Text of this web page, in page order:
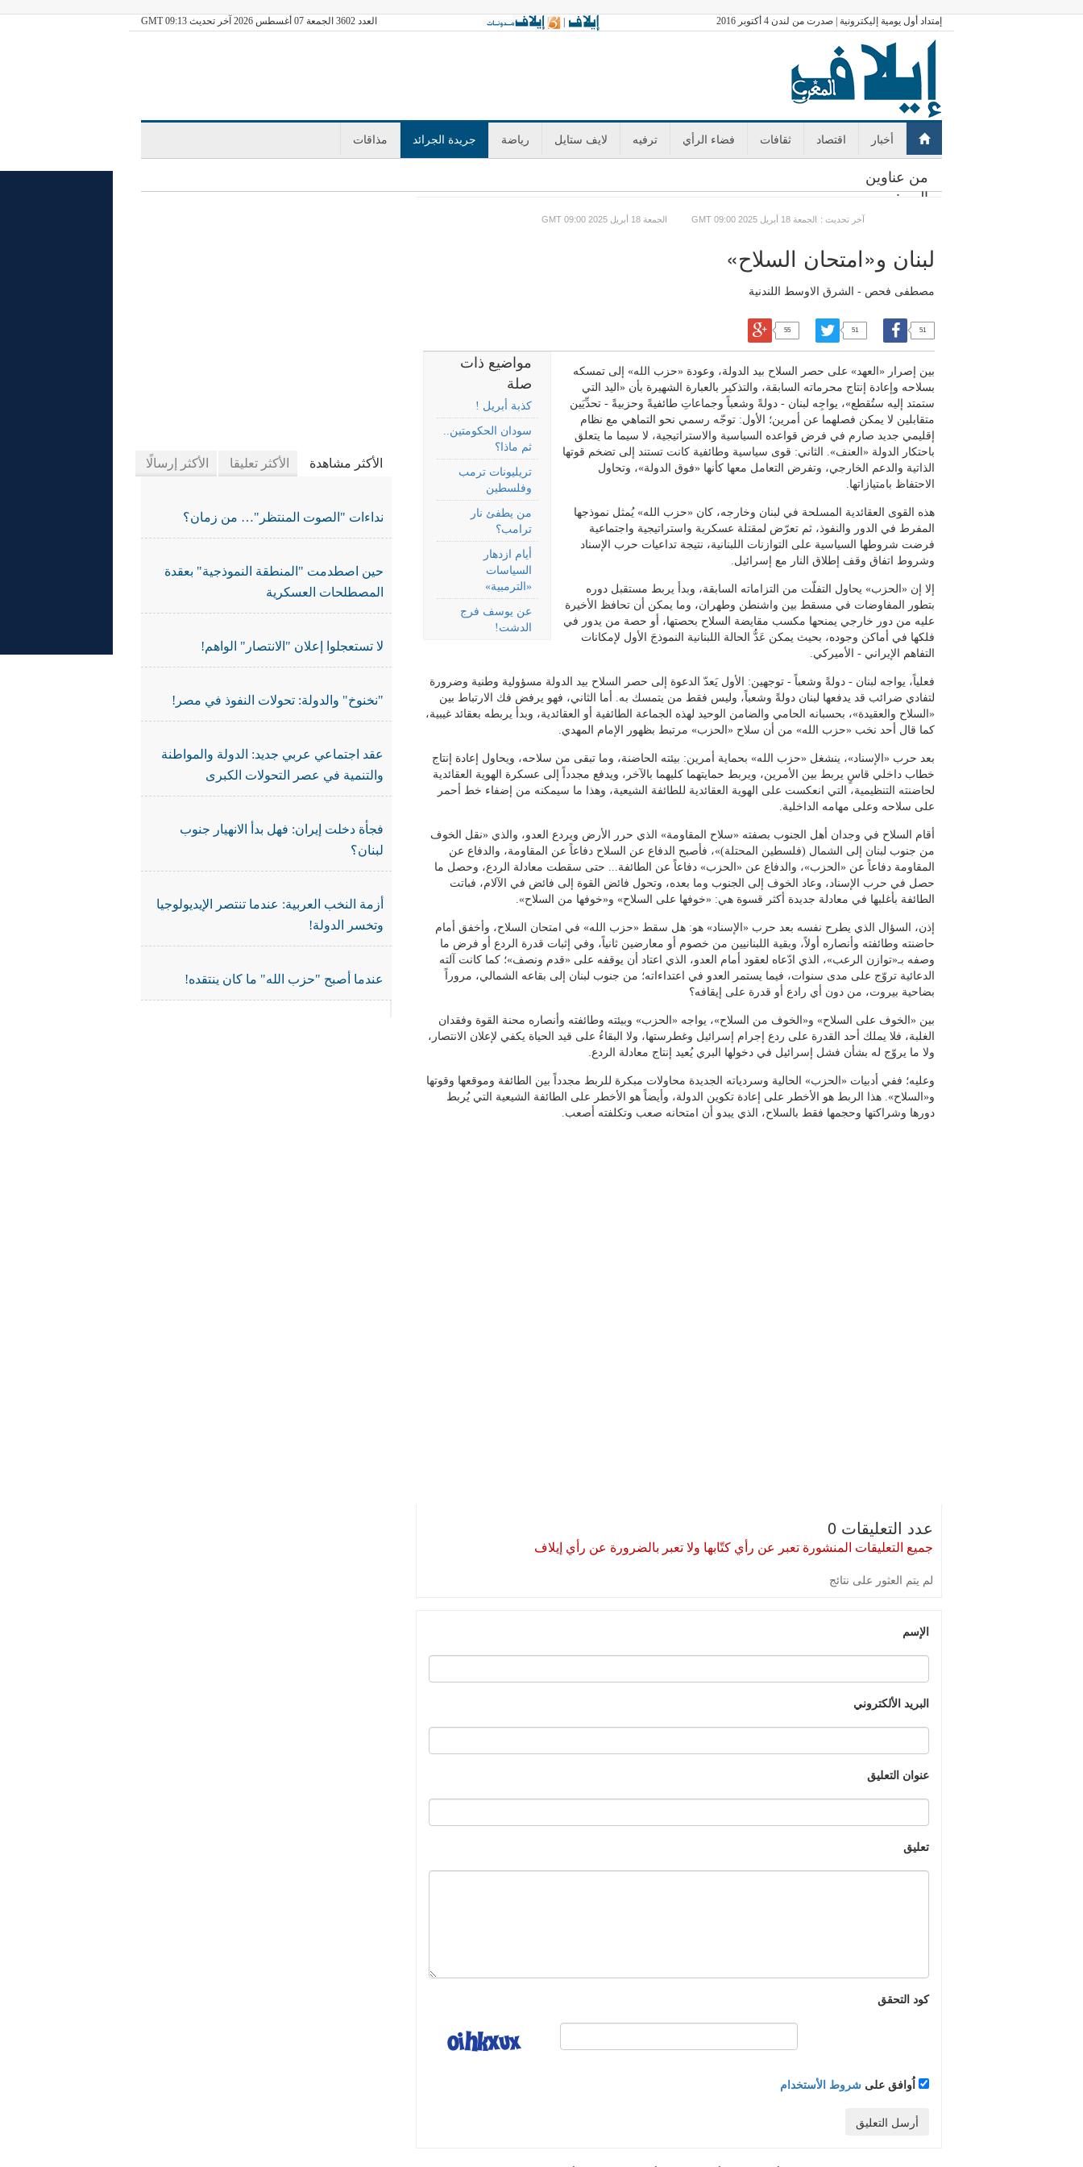
إمتداد أول يومية إليكترونية | صدرت من لندن 4 أكتوبر 2016 العدد 3602 الجمعة 07 أغسطس 2026 آخر تحديث GMT 09:13 |
أخبار اقتصاد ثقافات فضاء الرأي ترفيه لايف ستايل رياضة جريدة الجرائد مذاقات
من عناوين
اليوم:
GMT الجمعة 18 أبريل 2025 09:00 GMT الجمعة 18 أبريل 2025 09:00 : آخر تحديث
لبنان و«امتحان السلاح»
مصطفى فحص - الشرق الاوسط اللندنية
51
51
55
مواضيع ذات
صلة
كذبة أبريل !
سودان الحكومتين..
ثم ماذا؟
تريليونات ترمب
وفلسطين
من يطفئ نار
ترامب؟
أيام ازدهار
السياسات
«الترمبية»
عن يوسف فرج
الدشت!
بين إصرار «العهد» على حصر السلاح بيد الدولة، وعودة «حزب الله» إلى تمسكه
بسلاحه وإعادة إنتاج محرماته السابقة، والتذكير بالعبارة الشهيرة بأن «اليد التي
ستمتد إليه ستُقطع»، يواجِه لبنان - دولةً وشعباً وجماعاتِ طائفيةً وحزبيةً - تحدِّيَين
متقابلين لا يمكن فصلهما عن أمرين؛ الأول: توجّه رسمي نحو التماهي مع نظام
إقليمي جديد صارم في فرض قواعده السياسية والاستراتيجية، لا سيما ما يتعلق
باحتكار الدولة «العنف». الثاني: قوى سياسية وطائفية كانت تستند إلى تضخم قوتها
الذاتية والدعم الخارجي، وتفرض التعامل معها كأنها «فوق الدولة»، وتحاول
الاحتفاظ بامتيازاتها.
هذه القوى العقائدية المسلحة في لبنان وخارجه، كان «حزب الله» يُمثل نموذجها
المفرط في الدور والنفوذ، ثم تعرّض لمقتلة عسكرية واستراتيجية واجتماعية
فرضت شروطها السياسية على التوازنات اللبنانية، نتيجة تداعيات حرب الإسناد
وشروط اتفاق وقف إطلاق النار مع إسرائيل.
إلا إن «الحزب» يحاول التفلّت من التزاماته السابقة، وبدأ يربط مستقبل دوره
بتطور المفاوضات في مسقط بين واشنطن وطهران، وما يمكن أن تحافظ الأخيرة
عليه من دور خارجي يمنحها مكسب مقايضة السلاح بحصتها، أو حصة من يدور في
فلكها في أماكن وجوده، بحيث يمكن عَدُّ الحالة اللبنانية النموذجَ الأول لإمكانات
التفاهم الإيراني - الأميركي.
فعلياً، يواجه لبنان - دولةً وشعباً - توجهين: الأول يَعدّ الدعوة إلى حصر السلاح بيد الدولة مسؤولية وطنية وضرورة
لتفادي ضرائب قد يدفعها لبنان دولةً وشعباً، وليس فقط من يتمسك به. أما الثاني، فهو يرفض فك الارتباط بين
«السلاح والعقيدة»، بحسبانه الحامي والضامن الوحيد لهذه الجماعة الطائفية أو العقائدية، وبدأ يربطه بعقائد غيبية،
كما قال أحد نخب «حزب الله» من أن سلاح «الحزب» مرتبط بظهور الإمام المهدي.
بعد حرب «الإسناد»، ينشغل «حزب الله» بحماية أمرين: بيئته الحاضنة، وما تبقى من سلاحه، ويحاول إعادة إنتاج
خطاب داخلي قاسٍ يربط بين الأمرين، ويربط حمايتهما كليهما بالآخر، ويدفع مجدداً إلى عسكرة الهوية العقائدية
لحاضنته التنظيمية، التي انعكست على الهوية العقائدية للطائفة الشيعية، وهذا ما سيمكنه من إضفاء خط أحمر
على سلاحه وعلى مهامه الداخلية.
أقام السلاح في وجدان أهل الجنوب بصفته «سلاح المقاومة» الذي حرر الأرض ويردع العدو، والذي «نقل الخوف
من جنوب لبنان إلى الشمال (فلسطين المحتلة)»، فأصبح الدفاع عن السلاح دفاعاً عن المقاومة، والدفاع عن
المقاومة دفاعاً عن «الحزب»، والدفاع عن «الحزب» دفاعاً عن الطائفة... حتى سقطت معادلة الردع، وحصل ما
حصل في حرب الإسناد، وعاد الخوف إلى الجنوب وما بعده، وتحول فائض القوة إلى فائض في الآلام، فباتت
الطائفة بأغلبها في معادلة جديدة أكثر قسوة هي: «خوفها على السلاح» و«خوفها من السلاح».
إذن، السؤال الذي يطرح نفسه بعد حرب «الإسناد» هو: هل سقط «حزب الله» في امتحان السلاح، وأخفق أمام
حاضنته وطائفته وأنصاره أولاً، وبقية اللبنانيين من خصوم أو معارضين ثانياً، وفي إثبات قدرة الردع أو فرض ما
وصفه بـ«توازن الرعب»، الذي ادّعاه لعقود أمام العدو، الذي اعتاد أن يوقفه على «قدم ونصف»؛ كما كانت آلته
الدعائية تروّج على مدى سنوات، فيما يستمر العدو في اعتداءاته؛ من جنوب لبنان إلى بقاعه الشمالي، مروراً
بضاحية بيروت، من دون أي رادع أو قدرة على إيقافه؟
بين «الخوف على السلاح» و«الخوف من السلاح»، يواجه «الحزب» وبيئته وطائفته وأنصاره محنة القوة وفقدان
الغلبة، فلا يملك أحد القدرة على ردع إجرام إسرائيل وغطرستها، ولا البقاءُ على قيد الحياة يكفي لإعلان الانتصار،
ولا ما يروّج له بشأن فشل إسرائيل في دخولها البري يُعيد إنتاج معادلة الردع.
وعليه؛ ففي أدبيات «الحزب» الحالية وسردياته الجديدة محاولات مبكرة للربط مجدداً بين الطائفة وموقعها وقوتها
و«السلاح». هذا الربط هو الأخطر على إعادة تكوين الدولة، وأيضاً هو الأخطر على الطائفة الشيعية التي يُربط
دورها وشراكتها وحجمها فقط بالسلاح، الذي يبدو أن امتحانه صعب وتكلفته أصعب.
عدد التعليقات 0
جميع التعليقات المنشورة تعبر عن رأي كتّابها ولا تعبر بالضرورة عن رأي إيلاف
لم يتم العثور على نتائج
الإسم
البريد الألكتروني
عنوان التعليق
تعليق
كود التحقق
اُوافق على شروط الأستخدام
أرسل التعليق
الأكثر مشاهدة الأكثر تعليقا الأكثر إرسالًا
نداءات "الصوت المنتظر"… من زمان؟
حين اصطدمت "المنطقة النموذجية" بعقدة
المصطلحات العسكرية
لا تستعجلوا إعلان "الانتصار" الواهم!
"نخنوخ" والدولة: تحولات النفوذ في مصر!
عقد اجتماعي عربي جديد: الدولة والمواطنة
والتنمية في عصر التحولات الكبرى
فجأة دخلت إيران: فهل بدأ الانهيار جنوب
لبنان؟
أزمة النخب العربية: عندما تنتصر الإيديولوجيا
وتخسر الدولة!
عندما أصبح "حزب الله" ما كان ينتقده!